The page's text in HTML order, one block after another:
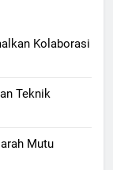
Kolaborasi
Teknik
Mutu